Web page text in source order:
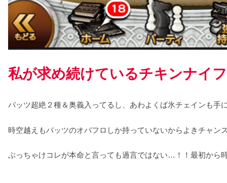
私が求め続けているチキンナイ
バッツ超絶２種＆奥義入ってるし、あわよくば氷チェインも手
時空越えもバッツのオバフロしか持っていないからよきチャン
ぶっちゃけコレが本命と言っても過言ではない…！！最初から